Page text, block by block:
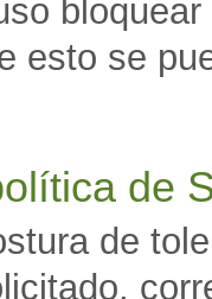
esto se
de
de